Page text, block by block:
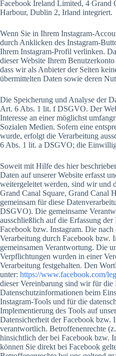
Facebook Ireland Limited, 4 Grand
Harbour, Dublin 2, Irland integriert.
Wenn Sie in Ihrem Instagram-
durch Anklicken des Instagram-
Ihrem Instagram-Profil verlinken.
dieser Website Ihrem
dass wir als Anbieter der Seiten
übermittelten Daten sowie deren
Die Speicherung und Analyse der
Art. 6 Abs. 1 lit. f DSGVO. Der
Interesse an einer möglichst
Sozialen Medien. Sofern eine
wurde, erfolgt die Verarbeitung
6 Abs. 1 lit. a DSGVO; die
Soweit mit Hilfe des hier
Daten auf unserer Website erfasst
weitergeleitet werden, sind wir und
Grand Canal Square, Grand Canal
gemeinsam für diese
DSGVO). Die gemeinsame
ausschließlich auf die Erfassung der
Facebook bzw. Instagram. Die
Verarbeitung durch Facebook bzw.
gemeinsamen Verantwortung. Die
Verpflichtungen wurden in einer
Verarbeitung festgehalten. Den
unter: https://www.facebook.com/
dieser Vereinbarung sind wir für die
Datenschutzinformationen beim
Instagram-Tools und für die
Implementierung des Tools auf
Datensicherheit der Facebook bzw.
verantwortlich. Betroffenenrechte
hinsichtlich der bei Facebook bzw.
können Sie direkt bei Facebook